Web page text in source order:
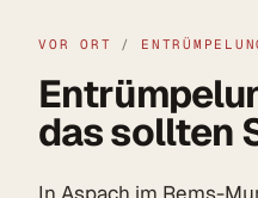
VOR ORT /
das sollten